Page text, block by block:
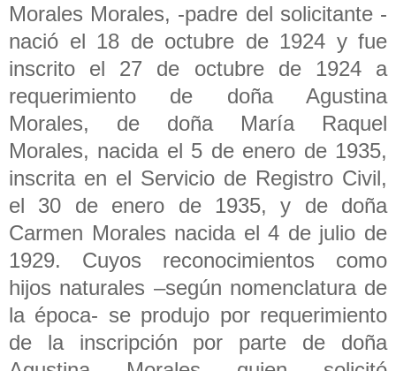
Morales Morales, -padre del solicitante -
nació el 18 de octubre de 1924 y fue
inscrito el 27 de octubre de 1924 a
requerimiento de doña Agustina
Morales, de doña María Raquel
Morales, nacida el 5 de enero de 1935,
inscrita en el Servicio de Registro Civil,
el 30 de enero de 1935, y de doña
Carmen Morales nacida el 4 de julio de
1929. Cuyos reconocimientos como
hijos naturales –según nomenclatura de
la época- se produjo por requerimiento
de la inscripción por parte de doña